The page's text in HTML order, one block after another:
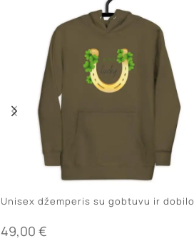
Unisex džemperis su gobtuvu ir dobilo
49,00 €